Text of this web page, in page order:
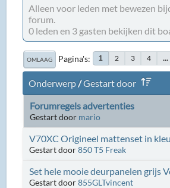
Alleen voor leden met bewezen
forum.
0 leden en 3 gasten bekijken dit
OMLAAG Pagina's 1 2 3 4 ...
Onderwerp/Gestart door
Forumregels advertenties
Gestart door mario
V70XC Origineel mattenset in
Gestart door850 T5 Freak
Set hele mooie deurpanelen grijs
Gestart door855GLTvincent